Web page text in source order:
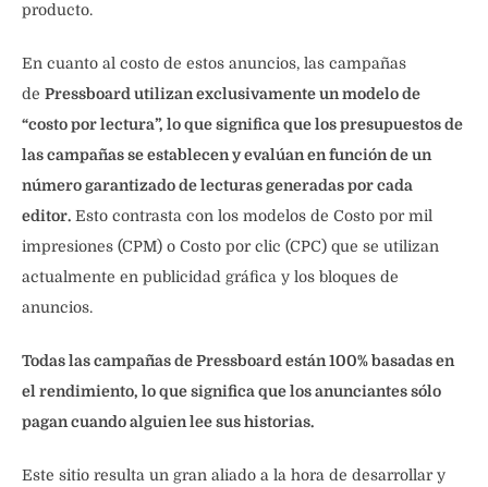
producto.
En cuanto al costo de estos anuncios, las campañas
de Pressboard utilizan exclusivamente un modelo de
“costo por lectura”, lo que significa que los presupuestos de
las campañas se establecen y evalúan en función de un
número garantizado de lecturas generadas por cada
editor. Esto contrasta con los modelos de Costo por mil
impresiones (CPM) o Costo por clic (CPC) que se utilizan
actualmente en publicidad gráfica y los bloques de
anuncios.
Todas las campañas de Pressboard están 100% basadas en
el rendimiento, lo que significa que los anunciantes sólo
pagan cuando alguien lee sus historias.
Este sitio resulta un gran aliado a la hora de desarrollar y